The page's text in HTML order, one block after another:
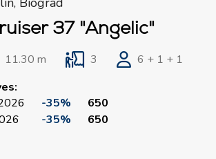
37 "Angelic"
11.30 m 3
6 + 1 + 1
-35%
650
-35% 650